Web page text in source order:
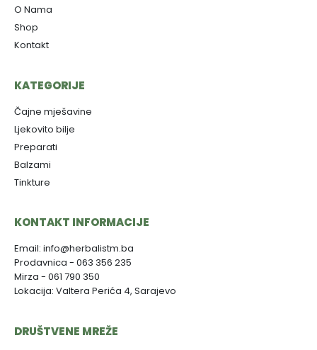
O Nama
Shop
Kontakt
KATEGORIJE
Čajne mješavine
Ljekovito bilje
Preparati
Balzami
Tinkture
KONTAKT INFORMACIJE
Email: info@herbalistm.ba
Prodavnica - 063 356 235
Mirza - 061 790 350
Lokacija: Valtera Perića 4, Sarajevo
DRUŠTVENE MREŽE